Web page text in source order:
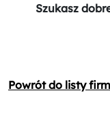
Szukasz
Powrót do listy firm